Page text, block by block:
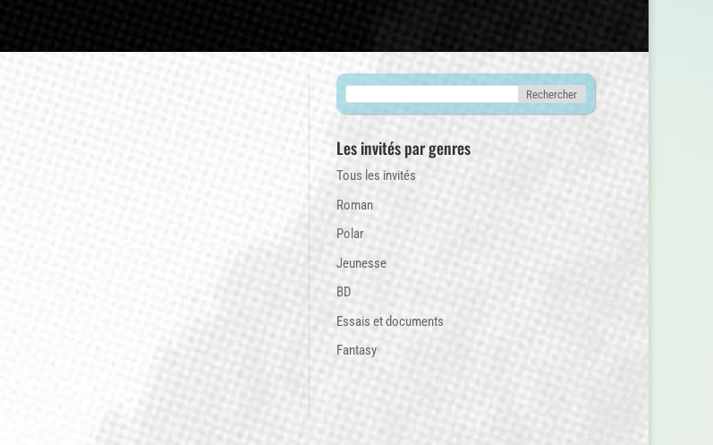
Les invités par genres
Tous les invités
Roman
Polar
Jeunesse
BD
Essais et documents
Fantasy